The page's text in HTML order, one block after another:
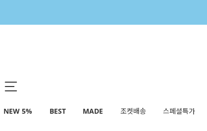
NEW 5% BEST MADE 조켓배송 스페셜특가